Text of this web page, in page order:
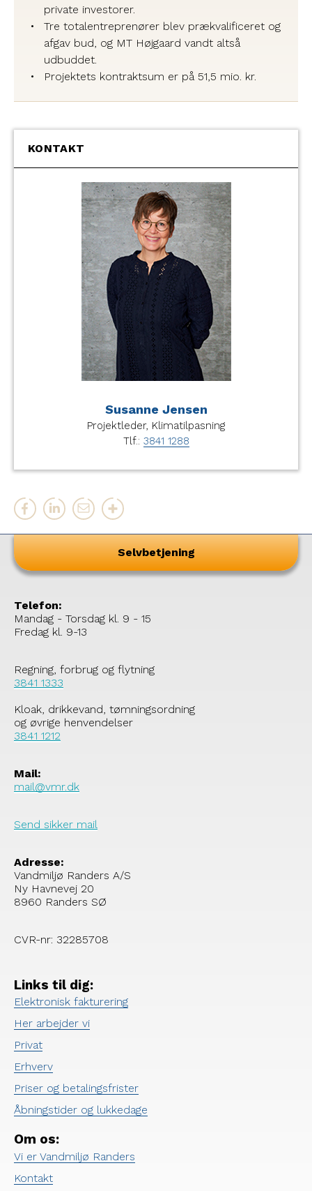
KONTAKT
Susanne Jensen
Projektleder, Klimatilpasning
Tlf.: 3841 1288
private investorer.
Tre totalentreprenører blev prækvalificeret og
afgav bud, og MT Højgaard vandt altså
udbuddet.
Projektets kontraktsum er på 51,5 mio. kr.
Selvbetjening
Telefon:
Mandag - Torsdag kl. 9 - 15
Fredag kl. 9-13
Regning, forbrug og flytning
3841 1333
Kloak, drikkevand, tømningsordning
og øvrige henvendelser
3841 1212
Mail:
mail@vmr.dk
Send sikker mail
Adresse:
Vandmiljø Randers A/S
Ny Havnevej 20
8960 Randers SØ
CVR-nr: 32285708
Links til dig:
Elektronisk fakturering
Her arbejder vi
Privat
Erhverv
Priser og betalingsfrister
Åbningstider og lukkedage
Om os:
Vi er Vandmiljø Randers
Kontakt